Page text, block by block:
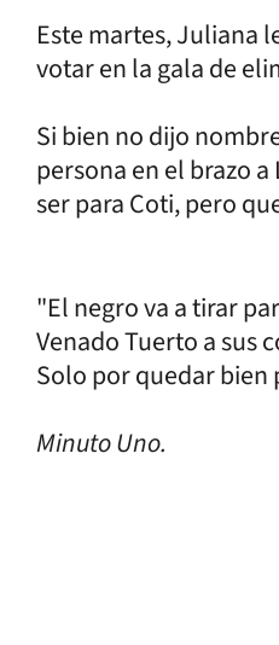
Este martes, Juliana
votar en la gala de
Si bien no dijo
persona en el brazo
ser para Coti, pero
"El negro va a tirar
Venado Tuerto a sus
Solo por quedar bien
Minuto Uno.